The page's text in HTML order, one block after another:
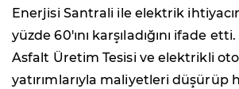
Enerjisi Santrali ile elektrik
yüzde 60'ını karşıladığını ifade
Asfalt Üretim Tesisi ve elektrikli
yatırımlarıyla maliyetleri düşürüp